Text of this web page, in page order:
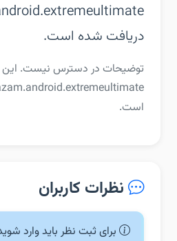
دریافت شده است.
توضیحات در دسترس نیست. این
است.
نظرات کاربران
برای ثبت نظر باید وارد